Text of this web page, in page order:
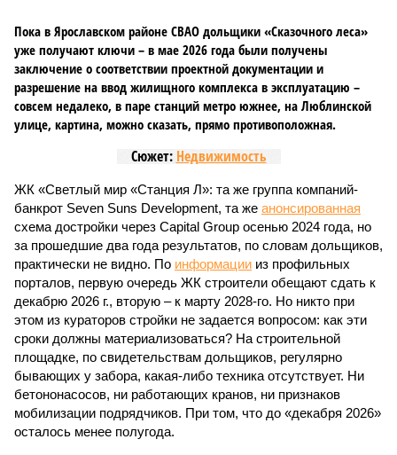
Пока в Ярославском районе СВАО дольщики «Сказочного леса»
уже получают ключи – в мае 2026 года были получены
заключение о соответствии проектной документации и
разрешение на ввод жилищного комплекса в эксплуатацию –
совсем недалеко, в паре станций метро южнее, на Люблинской
улице, картина, можно сказать, прямо противоположная.
Сюжет: Недвижимость
ЖК «Светлый мир «Станция Л»: та же группа компаний-
банкрот Seven Suns Development, та же анонсированная
схема достройки через Capital Group осенью 2024 года, но
за прошедшие два года результатов, по словам дольщиков,
практически не видно. По информации из профильных
порталов, первую очередь ЖК строители обещают сдать к
декабрю 2026 г., вторую – к марту 2028-го. Но никто при
этом из кураторов стройки не задается вопросом: как эти
сроки должны материализоваться? На строительной
площадке, по свидетельствам дольщиков, регулярно
бывающих у забора, какая-либо техника отсутствует. Ни
бетононасосов, ни работающих кранов, ни признаков
мобилизации подрядчиков. При том, что до «декабря 2026»
осталось менее полугода.